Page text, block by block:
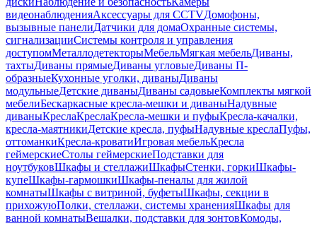
видеонаблюденияАксессуары для CCTVДомофоны,
вызывные панелиДатчики для домаОхранные системы,
сигнализацииСистемы контроля и управления
доступомМеталлодетекторыМебельМягкая мебельДиваны,
тахтыДиваны прямыеДиваны угловыеДиваны П-
образныеКухонные уголки, диваныДиваны
модульныеДетские диваныДиваны садовыеКомплекты мягкой
мебелиБескаркасные кресла-мешки и диваныНадувные
диваныКреслаКреслаКресла-мешки и пуфыКресла-качалки,
кресла-маятникиДетские кресла, пуфыНадувные креслаПуфы,
оттоманкиКресла-кроватиИгровая мебельКресла
геймерскиеСтолы геймерскиеПодставки для
ноутбуковШкафы и стеллажиШкафыСтенки, горкиШкафы-
купеШкафы-гармошкиШкафы-пеналы для жилой
комнатыШкафы с витриной, буфетыШкафы, секции в
прихожуюПолки, стеллажи, системы храненияШкафы для
ванной комнатыВешалки, подставки для зонтовКомоды,